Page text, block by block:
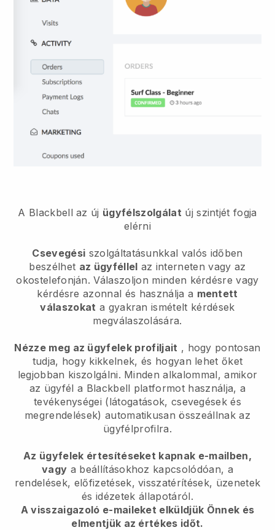
A Blackbell az új ügyfélszolgálat új szintjét fogja
elérni
Csevegési szolgáltatásunkkal valós időben
beszélhet az ügyféllel az interneten vagy az
okostelefonján. Válaszoljon minden kérdésre vagy
kérdésre azonnal és használja a mentett
válaszokat a gyakran ismételt kérdések
megválaszolására.
Nézze meg az ügyfelek profiljait , hogy pontosan
tudja, hogy kikkelnek, és hogyan lehet őket
legjobban kiszolgálni. Minden alkalommal, amikor
az ügyfél a Blackbell platformot használja, a
tevékenységei (látogatások, csevegések és
megrendelések) automatikusan összeállnak az
ügyfélprofilra.
Az ügyfelek értesítéseket kapnak e-mailben,
vagy a beállításokhoz kapcsolódóan, a
rendelések, előfizetések, visszatérítések, üzenetek
és idézetek állapotáról.
A visszaigazoló e-maileket elküldjük Önnek és
elmentjük az értékes időt.